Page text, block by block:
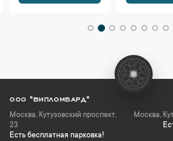
ООО "ВИПЛОМБАРД"
Москва, Кутузовский проспект,
23
Есть бесплатная парковка!
Москва,